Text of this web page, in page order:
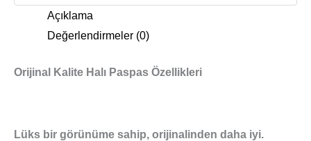
Açıklama
Değerlendirmeler (0)
Orijinal Kalite Halı Paspas Özellikleri
Lüks bir görünüme sahip, orijinalinden daha iyi.